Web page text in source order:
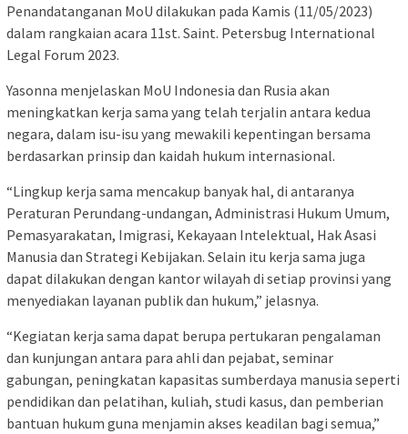
Penandatanganan MoU dilakukan pada Kamis (11/05/2023)
dalam rangkaian acara 11st. Saint. Petersbug International
Legal Forum 2023.
Yasonna menjelaskan MoU Indonesia dan Rusia akan
meningkatkan kerja sama yang telah terjalin antara kedua
negara, dalam isu-isu yang mewakili kepentingan bersama
berdasarkan prinsip dan kaidah hukum internasional.
“Lingkup kerja sama mencakup banyak hal, di antaranya
Peraturan Perundang-undangan, Administrasi Hukum Umum,
Pemasyarakatan, Imigrasi, Kekayaan Intelektual, Hak Asasi
Manusia dan Strategi Kebijakan. Selain itu kerja sama juga
dapat dilakukan dengan kantor wilayah di setiap provinsi yang
menyediakan layanan publik dan hukum,” jelasnya.
“Kegiatan kerja sama dapat berupa pertukaran pengalaman
dan kunjungan antara para ahli dan pejabat, seminar
gabungan, peningkatan kapasitas sumberdaya manusia seperti
pendidikan dan pelatihan, kuliah, studi kasus, dan pemberian
bantuan hukum guna menjamin akses keadilan bagi semua,”